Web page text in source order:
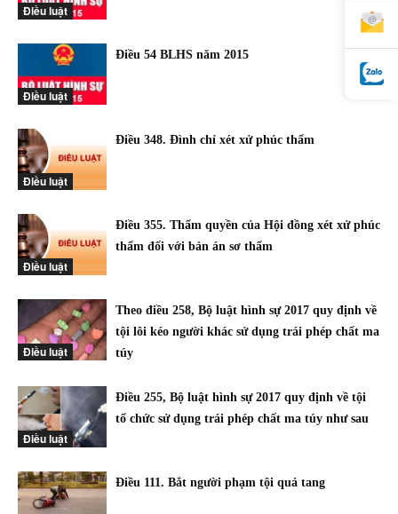
Điều luật
Điều luật
Điều 54 BLHS năm 2015
Điều luật
Điều 348. Đình chỉ xét xử phúc thẩm
Điều luật
Điều 355. Thẩm quyền của Hội đồng xét xử phúc
thẩm đối với bản án sơ thẩm
Điều luật
Theo điều 258, Bộ luật hình sự 2017 quy định về
tội lôi kéo người khác sử dụng trái phép chất ma
túy
Điều luật
Điều 255, Bộ luật hình sự 2017 quy định về tội
tổ chức sử dụng trái phép chất ma túy như sau
Điều 111. Bắt người phạm tội quả tang